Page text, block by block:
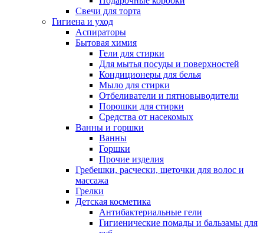
Свечи для торта
Гигиена и уход
Аспираторы
Бытовая химия
Гели для стирки
Для мытья посуды и поверхностей
Кондиционеры для белья
Мыло для стирки
Отбеливатели и пятновыводители
Порошки для стирки
Средства от насекомых
Ванны и горшки
Ванны
Горшки
Прочие изделия
Гребешки, расчески, щеточки для волос и
массажа
Грелки
Детская косметика
Антибактериальные гели
Гигиенические помады и бальзамы для